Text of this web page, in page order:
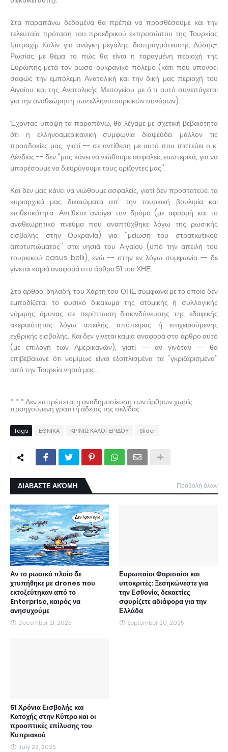
Στα παραπάνω δεδομένα θα πρέπει να προσθέσουμε και την
τελευταία πρόταση του προεδρικού εκπροσώπου της Τουρκίας
Ιμπραχίμ Καλίν για ανάγκη μεγάλης διαπραγμάτευσης Δύσης-
Ρωσίας με θέμα το πώς θα είναι η ταραγμένη περιοχή της
Ευρώπης μετά τον ρωσο-ουκρανικό πόλεμο (κάτι που υπονοεί
σαφώς την εμπόλεμη Ανατολική και την δική μας περιοχή του
Αιγαίου και της Ανατολικής Μεσογείου με ό,τι αυτό συνεπάγεται
για την αναθεώρηση των ελληνοτουρκικών συνόρων).
Έχοντας υπόψη τα παραπάνω, θα λέγαμε με σχετική βεβαιότητα
ότι η ελληνοαμερικανική συμφωνία διαψεύδει μάλλον τις
προσδοκίες μας, γιατί -- σε αντίθεση με αυτό που πιστεύει ο κ.
Δένδιας -- δεν ''μας κάνει να νιώθουμε ασφαλείς εσωτερικά, για να
μπορέσουμε να διευρύνουμε τους ορίζοντες μας''.
Και δεν μας κάνει να νιώθουμε ασφαλείς, γιατί δεν προστατεύει τα
κυριαρχικά μας δικαιώματα απ' την τουρκική βουλιμία και
επιθετικότητα. Αντίθετα ανοίγει τον δρόμο (με αφορμή και το
αναθεωρητικό πνεύμα που αναπτύχθηκε λόγω της ρωσικής
εισβολής στην Ουκρανία) για ''μείωση του στρατιωτικού
αποτυπώματος'' στα νησιά του Αιγαίου (υπό την απειλή του
τουρκικού casus belli), ενώ -- στην εν λόγω συμφωνία -- δε
γίνεται καμιά αναφορά στο άρθρο 51 του ΧΗΕ.
Στο άρθρο, δηλαδή, του Χάρτη του ΟΗΕ σύμφωνα με το οποίο δεν
εμποδίζεται το φυσικό δικαίωμα της ατομικής ή συλλογικής
νόμιμης άμυνας σε περίπτωση διακινδύνευσης της εδαφικής
ακεραιότητας λόγω απειλής, απόπειρας ή επιχειρούμενης
εχθρικής εισβολής. Και δεν γίνεται καμιά αναφορά στο άρθρο αυτό
(με επιλογή των Αμερικανών), γιατί -- αν γινόταν -- θα
επιβεβαίωνε ότι νομίμως είναι εξοπλισμένα τα ''γκριζαρισμένα''
από την Τουρκία νησιά μας...
* * * Δεν επιτρέπεται η αναδημοσίευση των άρθρων χωρίς
προηγούμενη γραπτή άδειας της σελίδας
Tags ΕΘΝΙΚΑ ΚΡΙΝΙΩ ΚΑΛΟΓΕΡΙΔΟΥ Slider
ΔΙΑΒΑΣΤΕ ΑΚΌΜΗ Προβολή όλων
Αν το ρωσικό πλοίο δε
χτυπήθηκε με drones που
εκτοξεύτηκαν από το
Enterprise, καιρός να
ανησυχούμε
December 21, 2025
Ευρωπαίοι Φαρισαίοι και
υποκριτές: Ξεσηκώνεστε για
την Εσθονία, δεκαετίες
σφυρίζετε αδιάφορα για την
Ελλάδα
September 20, 2025
51 Χρόνια Εισβολής και
Κατοχής στην Κύπρο και οι
προοπτικές επίλυσης του
Κυπριακού
July 23, 2025